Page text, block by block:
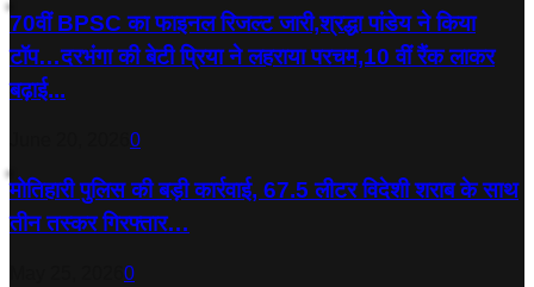
70वीं BPSC का फाइनल रिजल्ट जारी,श्रद्धा पांडेय ने किया
टॉप…दरभंगा की बेटी प्रिया ने लहराया परचम,10 वीं रैंक लाकर
बढ़ाई...
0
मोतिहारी पुलिस की बड़ी कार्रवाई, 67.5 लीटर विदेशी शराब के साथ
तीन तस्कर गिरफ्तार…
0